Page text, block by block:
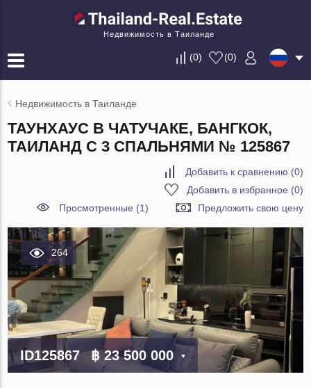
Недвижимость в Таиланде
(0) (0)
Недвижимость в Таиланде
ТАУНХАУС В ЧАТУЧАКЕ, БАНГКОК,
ТАИЛАНД С 3 СПАЛЬНЯМИ № 125867
Добавить к сравнению (0)
Добавить в избранное (0)
Просмотренные (1)
Предложить свою цену
264
ID125867 ฿ 23 500 000